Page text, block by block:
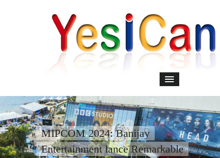
MIPCOM 2024: Banijay
Entertainment lance Remarkable